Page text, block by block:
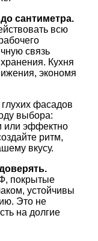
сантиметра.
всю
связь
Кухня
экономя
фасадов
выбора:
или эффектно
ритм,
вкусу.
покрытые
устойчивы
Это не
на долгие